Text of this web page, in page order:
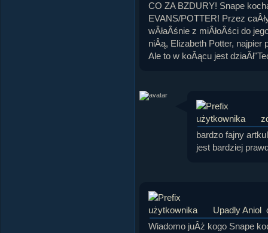
CO ZA BZDURY! Snape
EVANS/POTTER! Przez
wÂłaÂśnie z miÂłoÂści do
niÂą, Elizabeth Potter,
Ale to w koĂącu jest
bardzo fajny
jest bardziej
Upadly Aniol
Wiadomo juÂż kogo Snape